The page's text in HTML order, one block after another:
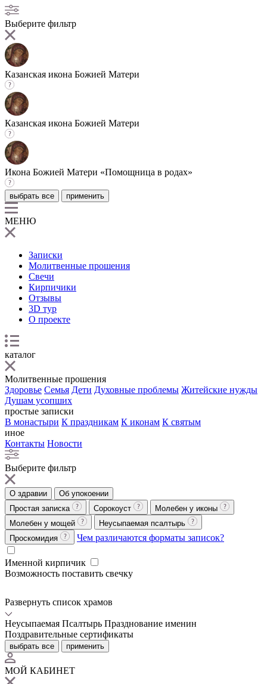
Выберите фильтр
Казанская икона Божией Матери
Казанская икона Божией Матери
Икона Божией Матери «Помощница в родах»
выбрать все применить
МЕНЮ
Записки
Молитвенные прошения
Свечи
Кирпичики
Отзывы
3D тур
О проекте
каталог
Молитвенные прошения
Здоровье Семья Дети Духовные проблемы Житейские нужды
Душам усопших
простые записки
В монастыри К праздникам К иконам К святым
иное
Контакты Новости
Выберите фильтр
О здравии
Об упокоении
Простая записка
Сорокоуст
Молебен у иконы
Молебен у мощей
Неусыпаемая псалтырь
Проскомидия
Чем различаются форматы записок?
Именной кирпичик
Возможность поставить свечку
Развернуть список храмов
Неусыпаемая Псалтырь Празднование именин
Поздравительные сертификаты
выбрать все применить
МОЙ КАБИНЕТ